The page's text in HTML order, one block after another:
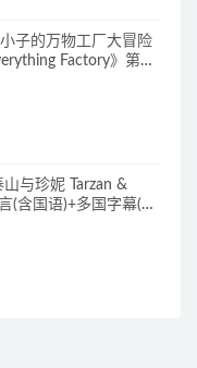
子的万物工厂大冒险
Factory》第1-
与珍妮 Tarzan &
(含国语)+多国字幕(含